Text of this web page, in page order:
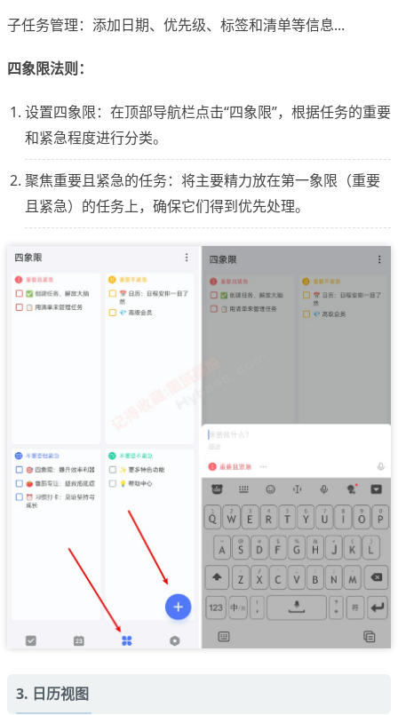
子任务管理：添加日期、优先级、标签和清单等信息...
四象限法则：
设置四象限：在顶部导航栏点击“四象限”，根据任务的重要
和紧急程度进行分类。
聚焦重要且紧急的任务：将主要精力放在第一象限（重要
且紧急）的任务上，确保它们得到优先处理。
3. 日历视图